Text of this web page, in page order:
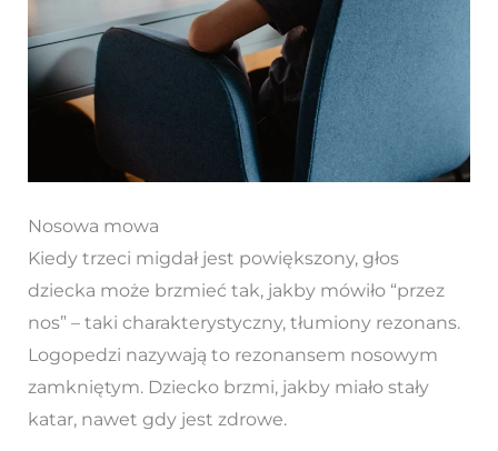
Nosowa mowa
Kiedy trzeci migdał jest powiększony, głos
dziecka może brzmieć tak, jakby mówiło “przez
nos” – taki charakterystyczny, tłumiony rezonans.
Logopedzi nazywają to rezonansem nosowym
zamkniętym. Dziecko brzmi, jakby miało stały
katar, nawet gdy jest zdrowe.